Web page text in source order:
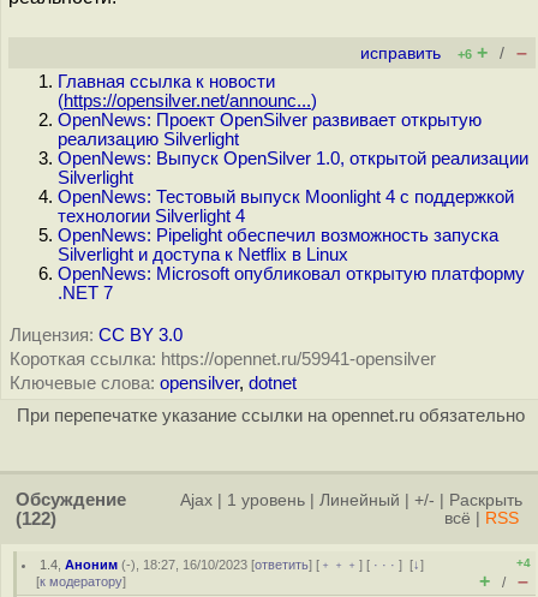
исправить +6 + / –
Главная ссылка к новости
(https://opensilver.net/announc...)
OpenNews: Проект OpenSilver развивает открытую
реализацию Silverlight
OpenNews: Выпуск OpenSilver 1.0, открытой реализации
Silverlight
OpenNews: Тестовый выпуск Moonlight 4 с поддержкой
технологии Silverlight 4
OpenNews: Pipelight обеспечил возможность запуска
Silverlight и доступа к Netflix в Linux
OpenNews: Microsoft опубликовал открытую платформу
.NET 7
Лицензия: CC BY 3.0
Короткая ссылка: https://opennet.ru/59941-opensilver
Ключевые слова: opensilver, dotnet
При перепечатке указание ссылки на opennet.ru обязательно
Обсуждение
(122)
Ajax 1 уровень Линейный +/-
Раскрыть
всё
RSS
1.4 ,Аноним (-), 18:27, 16/10/2023 [ответить] [ ﹢﹢﹢] [ · · ·][↓]
[к модератору]
+4
+ / –